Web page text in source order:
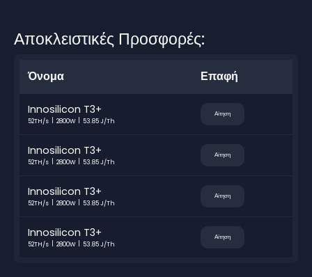
Αποκλειστικές Προσφορές:
Όνομα Επαφή
Innosilicon T3+
52TH/s 2800W 53.85 J/Th
Αίτηση
Innosilicon T3+
52TH/s 2800W 53.85 J/Th
Αίτηση
Innosilicon T3+
52TH/s 2800W 53.85 J/Th
Αίτηση
Innosilicon T3+
52TH/s 2800W 53.85 J/Th
Αίτηση